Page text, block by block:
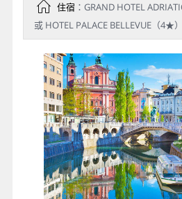
住宿：GRAND HOTEL
或 HOTEL PALACE BELLEVUE（4★